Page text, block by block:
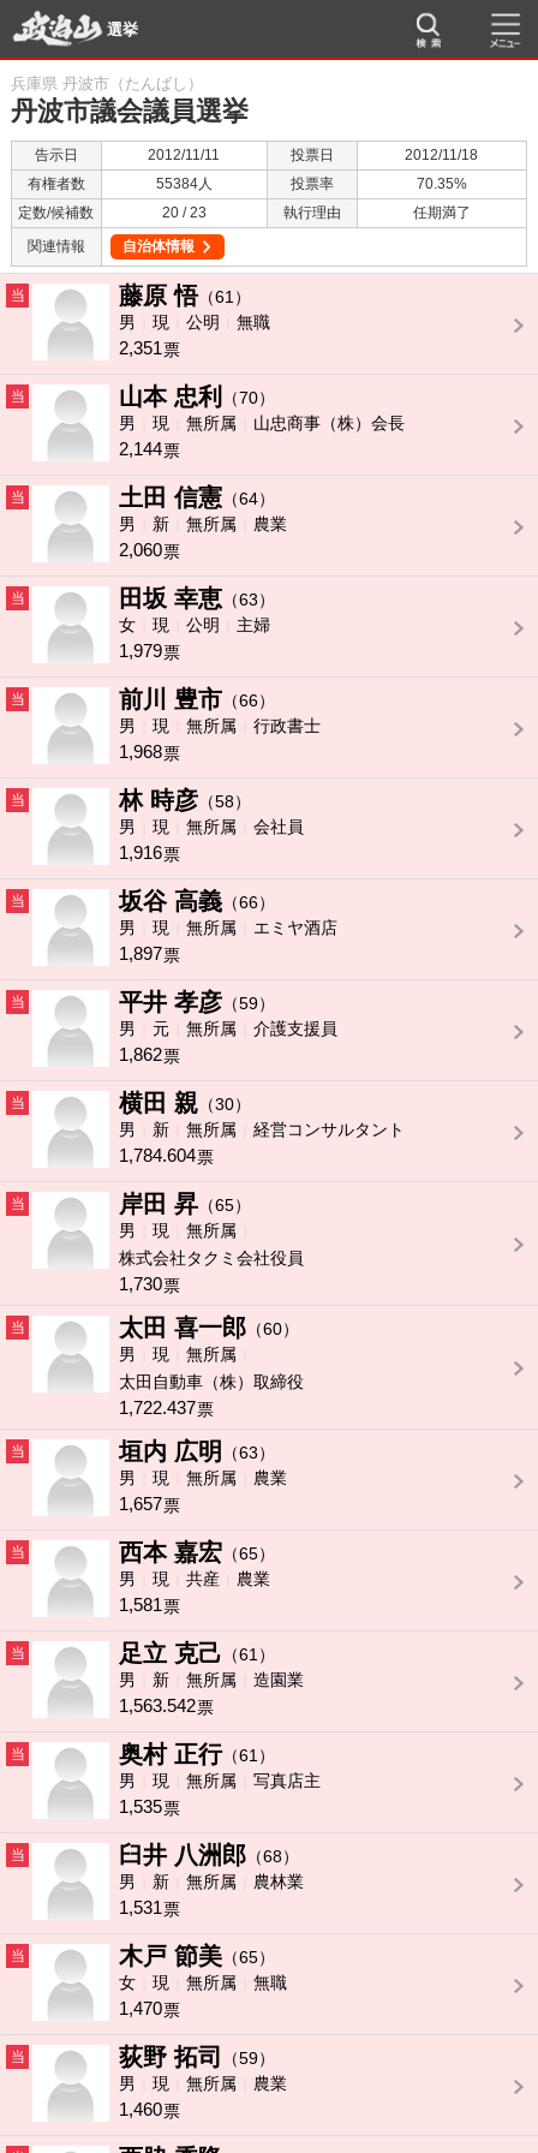
選挙
兵庫県 丹波市（たんばし）
丹波市議会議員選挙
告示日 2012/11/11 投票日
2012/11/18
有権者数
55384人 投票率
70.35%
定数/候補数
20 / 23 執行理由
任期満了
関連情報
自治体情報
当 藤原 悟（61）
男
現 公明 無職
2,351票
当 山本 忠利
（70）
男
現 無所属 山忠商事（株）会長
2,144票
当 土田 信憲 （64）
男
新 無所属 農業
2,060票
当 田坂 幸恵 （63）
女
現 公明 主婦
1,979票
当 前川 豊市 （66）
男
現 無所属 行政書士
1,968票
当 林 時彦 （58）
男
現 無所属 会社員
1,916票
当 坂谷 高義 （66）
男
現 無所属 エミヤ酒店
1,897票
当 平井 孝彦 （59）
男
元 無所属 介護支援員
1,862票
当 横田 親 （30）
男
新 無所属 経営コンサルタント
1,784.604票
当 岸田 昇 （65）
男
現
無所属
株式会社タクミ会社役員
1,730票
当 太田 喜一郎 （60）
男
現
無所属
太田自動車（株）取締役
1,722.437票
当 垣内 広明
（63）
男
現 無所属 農業
1,657票
当 西本 嘉宏 （65）
男
現 共産 農業
1,581票
当 足立 克己 （61）
男
新 無所属 造園業
1,563.542票
当 奥村 正行（61）
男
現 無所属 写真店主
1,535票
当 臼井 八洲郎 （68）
男
新 無所属 農林業
1,531票
当 木戸 節美 （65）
女
現 無所属 無職
1,470票
当 荻野 拓司
（59）
男
現 無所属 農業
1,460票